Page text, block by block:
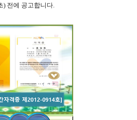
) 전에 공고합니다.